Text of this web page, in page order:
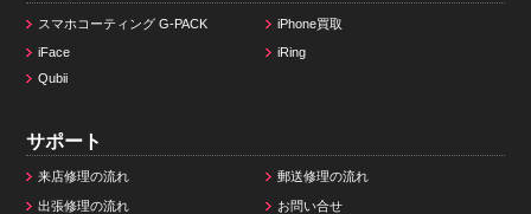
スマホコーティング G-PACK
iPhone買取
iFace
iRing
Qubii
サポート
来店修理の流れ 郵送修理の流れ
出張修理の流れ お問い合せ